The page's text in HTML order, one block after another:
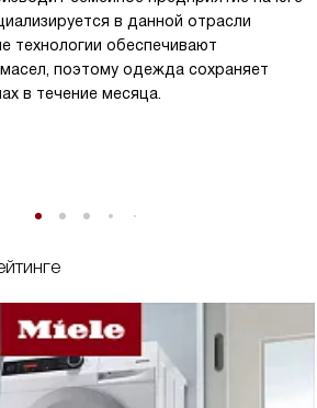
в данной отрасли
технологии обеспечивают
поэтому одежда сохраняет
в течение месяца.